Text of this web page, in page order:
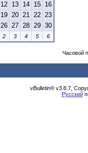
12 13 14 15 16
19 20 21 22 23
26 27 28 29 30
2 3 4 5 6
Часовой
vBulletin® v3.8.7,
Русский